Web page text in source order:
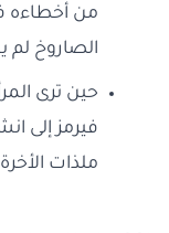
من أخطاءه
الصاروخ
حين ترى
فيرمز إلى
ملذات